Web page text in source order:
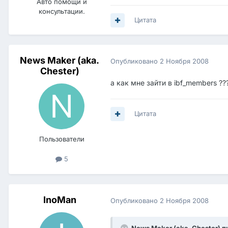
консультации.
Цитата
News Maker (aka.
Chester)
Пользователи
5
Опубликовано 2 Ноября 2008
а как мне зайти в ibf_members
Цитата
InoMan Опубликовано 2 Ноября 2008